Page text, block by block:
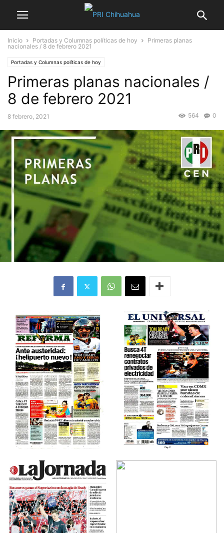
Inicio Portadas y Columnas políticas de hoy
Primeras planas
nacionales / 8 de febrero 2021
Portadas y Columnas políticas de hoy
Primeras planas nacionales /
8 de febrero 2021
8 febrero, 2021 0
564